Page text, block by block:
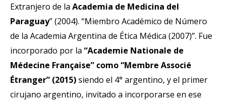
Extranjero de la Academia de Medicina del
Paraguay” (2004). “Miembro Académico de Número
de la Academia Argentina de Ética Médica (2007)”. Fue
incorporado por la “Academie Nationale de
Médecine Française” como “Membre Associé
Étranger” (2015)siendo el 4° argentino, y el primer
cirujano argentino, invitado a incorporarse en ese